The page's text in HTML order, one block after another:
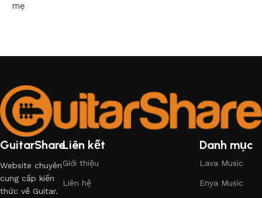
mẹ
GuitarShare
Website chuyên
cung cấp kiến
thức về Guitar.
Liên kết
Giới thiệu
Liên hệ
Danh mục
Lava Music
Enya Music